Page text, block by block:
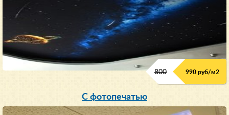
800 990 руб/м2
С фотопечатью